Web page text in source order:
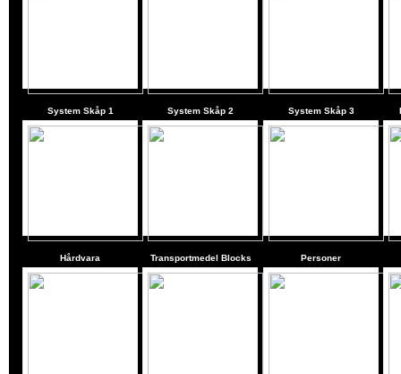
System Skåp 1 System Skåp 2 System Skåp 3
Hårdvara Transportmedel Blocks Personer